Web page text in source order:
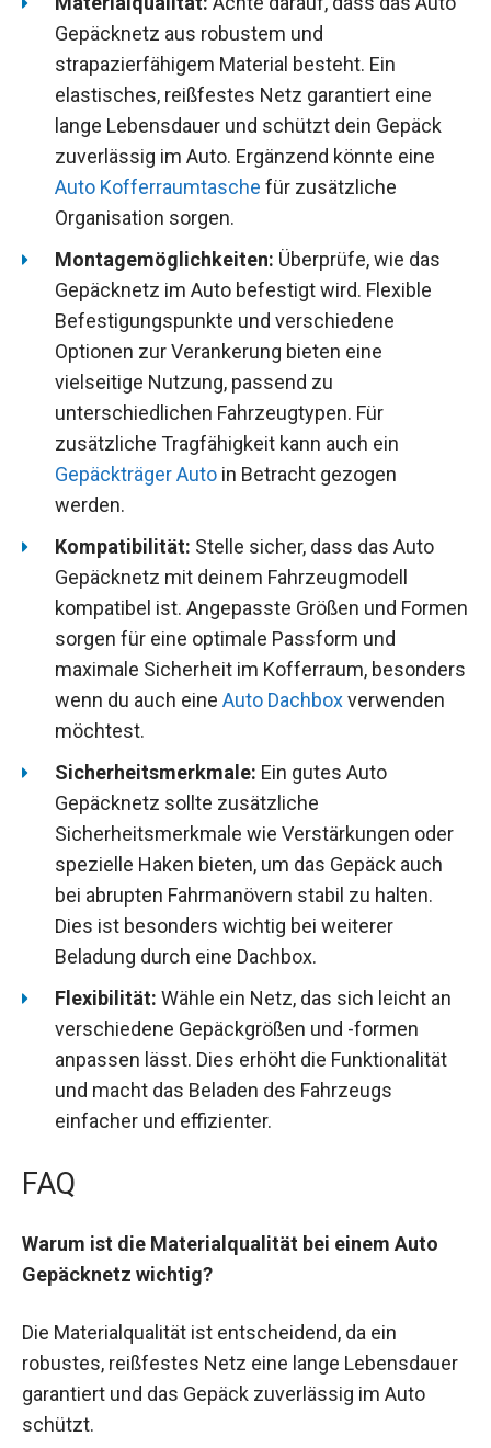
Gepäcknetz aus robustem und
strapazierfähigem Material besteht. Ein
elastisches, reißfestes Netz garantiert eine
lange Lebensdauer und schützt dein Gepäck
zuverlässig im Auto. Ergänzend könnte eine
Auto Kofferraumtasche für zusätzliche
Organisation sorgen.
Montagemöglichkeiten: Überprüfe, wie das
Gepäcknetz im Auto befestigt wird. Flexible
Befestigungspunkte und verschiedene
Optionen zur Verankerung bieten eine
vielseitige Nutzung, passend zu
unterschiedlichen Fahrzeugtypen. Für
zusätzliche Tragfähigkeit kann auch ein
Gepäckträger Auto in Betracht gezogen
werden.
Kompatibilität: Stelle sicher, dass das Auto
Gepäcknetz mit deinem Fahrzeugmodell
kompatibel ist. Angepasste Größen und Formen
sorgen für eine optimale Passform und
maximale Sicherheit im Kofferraum, besonders
wenn du auch eine Auto Dachboxverwenden
möchtest.
Sicherheitsmerkmale: Ein gutes Auto
Gepäcknetz sollte zusätzliche
Sicherheitsmerkmale wie Verstärkungen oder
spezielle Haken bieten, um das Gepäck auch
bei abrupten Fahrmanövern stabil zu halten.
Dies ist besonders wichtig bei weiterer
Beladung durch eine Dachbox.
Flexibilität: Wähle ein Netz, das sich leicht an
verschiedene Gepäckgrößen und -formen
anpassen lässt. Dies erhöht die Funktionalität
und macht das Beladen des Fahrzeugs
einfacher und effizienter.
FAQ
Warum ist die Materialqualität bei einem Auto
Gepäcknetz wichtig?
Die Materialqualität ist entscheidend, da ein
robustes, reißfestes Netz eine lange Lebensdauer
garantiert und das Gepäck zuverlässig im Auto
schützt.